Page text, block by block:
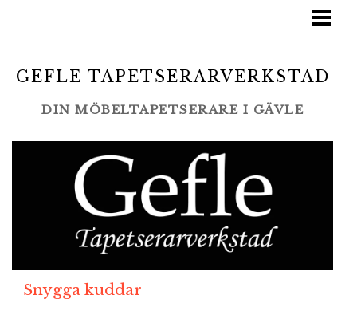
BLOGG
LAMINO/SWEDESE
LEVERANTÖRER
GEFLE TAPETSERARVERKSTAD
DIN MÖBELTAPETSERARE I GÄVLE
Snygga kuddar